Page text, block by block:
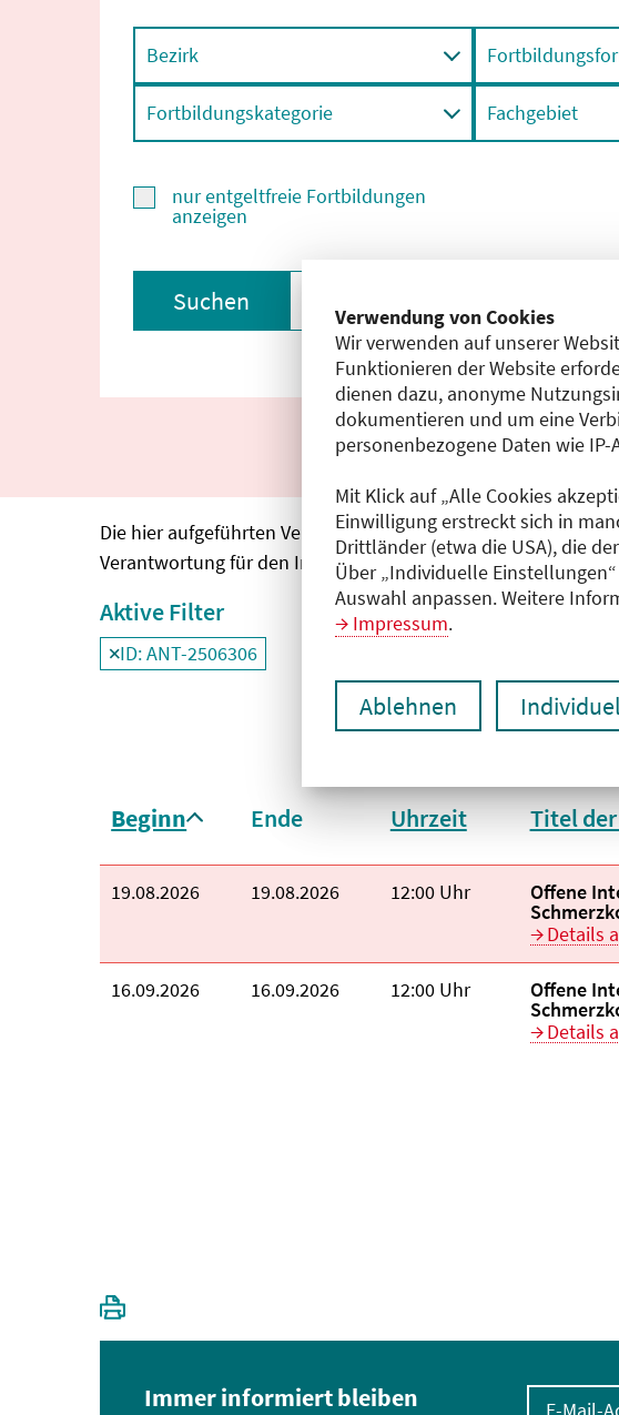
Verwendung von Cookies
Wir verwenden auf unserer
Funktionieren der Website
dienen dazu, anonyme
dokumentieren und um eine
personenbezogene Daten wie
Mit Klick auf „Alle Cookies
Einwilligung erstreckt sich in
Drittländer (etwa die USA), die
Über „Individuelle
Auswahl anpassen. Weitere
Impressum.
Ablehnen
Bezirk
Fortbildungskategorie Fachgebiet
nur entgeltfreie Fortbildungen
anzeigen
Suchen
Die hier aufgeführten Veranstaltungen entsprechen den
Verantwortung für den Inhalt, die Haftung obliegt dem
Aktive Filter
Filter
ID: ANT-2506306
deaktivieren und Suchergebnisse neu laden
Beginn
aufsteigend sortiert
Ende Uhrzeit Titel
Beginn:
19.08.2026 Ende:
19.08.2026 Uhrzeit:
12:00 Uhr Offene
Details
Beginn:
16.09.2026 Ende:
16.09.2026 Uhrzeit:
12:00 Uhr Offene
Details
Immer informiert bleiben E-Mail-